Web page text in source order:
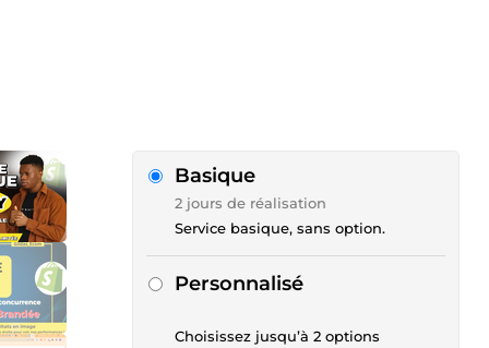
Basique
2 jours de réalisation
Service basique, sans option.
Personnalisé
Choisissez jusqu’à 2 options